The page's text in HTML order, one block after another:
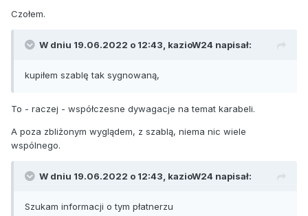
Czołem.
W dniu 19.06.2022 o 12:43, kazioW24 napisał:
kupiłem szablę tak sygnowaną,
To - raczej - współczesne dywagacje na temat karabeli.
A poza zbliżonym wyglądem, z szablą, niema nic wiele
wspólnego.
W dniu 19.06.2022 o 12:43, kazioW24 napisał:
Szukam informacji o tym płatnerzu